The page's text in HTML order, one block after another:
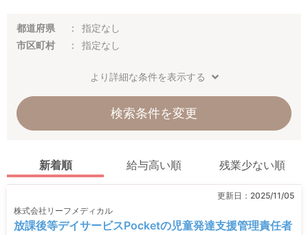
都道府県
指定なし
市区町村
指定なし
より詳細な条件を表示する
検索条件を変更
新着順 給与高い順 残業少ない順
更新日： 2025/11/05
株式会社リーフメディカル
放課後等デイサービスPocketの児童発達支援管理責任者